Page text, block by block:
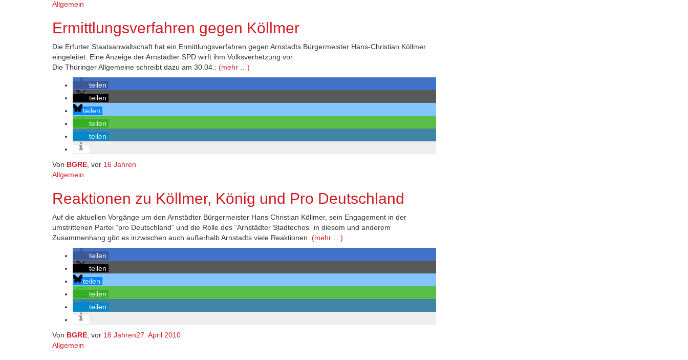
Allgemein
Ermittlungsverfahren gegen Köllmer
Die Erfurter Staatsanwaltschaft hat ein Ermittlungsverfahren gegen Arnstadts Bürgermeister Hans-Christian Köllmer
eingeleitet. Eine Anzeige der Arnstädter SPD wirft ihm Volksverhetzung vor.
Die Thüringer Allgemeine schreibt dazu am 30.04.: (mehr …)
teilen
teilen
teilen
teilen
teilen
Von BGRE , vor 16 Jahren
Allgemein
Reaktionen zu Köllmer, König und Pro Deutschland
Auf die aktuellen Vorgänge um den Arnstädter Bürgermeister Hans Christian Köllmer, sein Engagement in der
umstrittenen Partei “pro Deutschland” und die Rolle des “Arnstädter Stadtechos” in diesem und anderem
Zusammenhang gibt es inzwischen auch außerhalb Arnstadts viele Reaktionen. (mehr …)
teilen
teilen
teilen
teilen
teilen
Von BGRE , vor 16 Jahren27. April 2010
Allgemein